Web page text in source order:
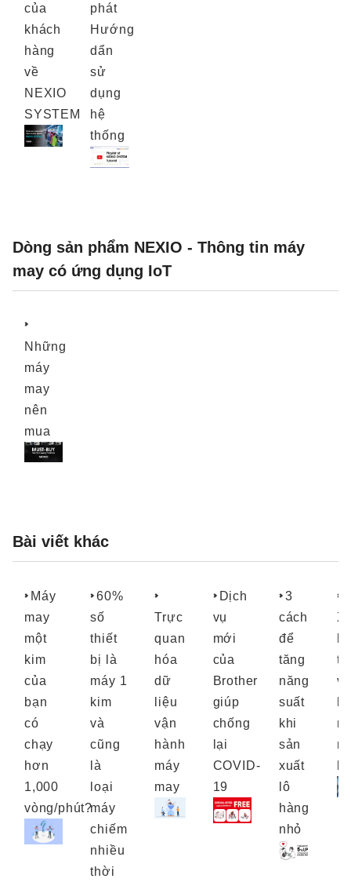
của
khách
hàng
về
NEXIO
SYSTEM
phát
Hướng
dẩn
sử
dụng
hệ
thống
Dòng sản phẩm NEXIO - Thông tin máy
may có ứng dụng IoT
Những
máy
may
nên
mua
Bài viết khác
Máy
may
một
kim
của
bạn
có
chạy
hơn
1,000
vòng/phút?
60%
số
thiết
bị là
máy 1
kim
và
cũng
là
loại
máy
chiếm
nhiều
thời
Trực
quan
hóa
dữ
liệu
vận
hành
máy
may
Dịch
vụ
mới
của
Brother
giúp
chống
lại
COVID-
19
3
cách
để
tăng
năng
suất
khi
sản
xuất
lô
hàng
nhỏ
tỷ